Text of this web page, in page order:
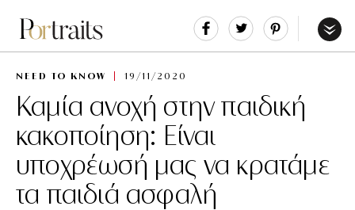
Share Tweet
NEED TO KNOW 19/11/2020
Καμία ανοχή στην παιδική
κακοποίηση: Είναι
υποχρέωσή μας να κρατάμε
τα παιδιά ασφαλή